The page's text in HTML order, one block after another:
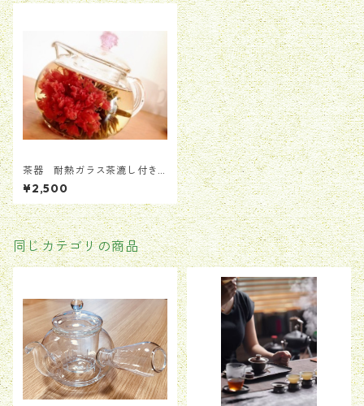
茶器 耐熱ガラス茶漉し付き
人気ピンクポット 1つ
¥2,500
同じカテゴリの商品